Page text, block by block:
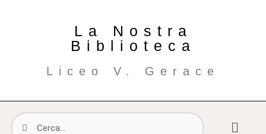
La Nostra
Biblioteca
Liceo V. Gerace